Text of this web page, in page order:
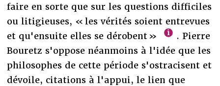
faire en sorte que sur les questions difficiles
ou litigieuses, « les vérités soient entrevues
et qu'ensuite elles se dérobent »
. Pierre
Bouretz s'oppose néanmoins à l'idée que les
philosophes de cette période s'ostracisent et
dévoile, citations à l'appui, le lien que